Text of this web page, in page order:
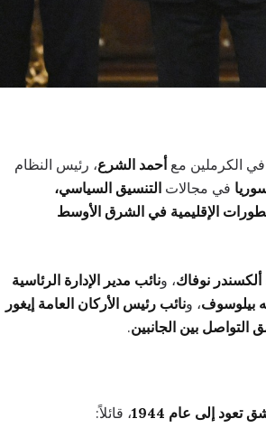
في الكرملين مع أحمد الشرع، رئيس النظام
في مجالات التنسيق السياسي،
الإقليمية في الشرق الأوسط
ألكسندر نوفاك، ونائب مدير الإدارة الرئاسية
بيلوسوف، ونائب رئيس الأركان العامة إيغور
التواصل بين الجانبين.
إلى عام 1944 ، قائلاً: